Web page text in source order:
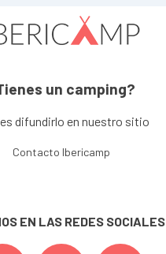
un camping?
difundirlo en nuestro sitio
Contacto Ibericamp
EN LAS REDES SOCIALES